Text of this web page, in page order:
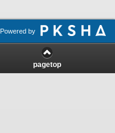
Powered by
pagetop